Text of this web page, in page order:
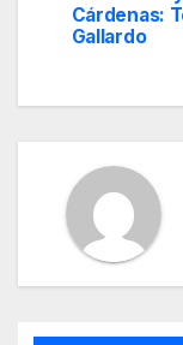
de
Cárdenas:
Gallardo